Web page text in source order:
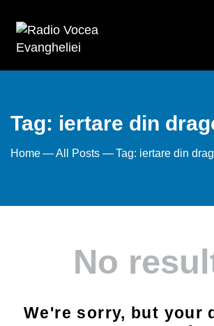
Tag: iertare din
Home All Posts Tag: iertare din
No
We're sorry, but your